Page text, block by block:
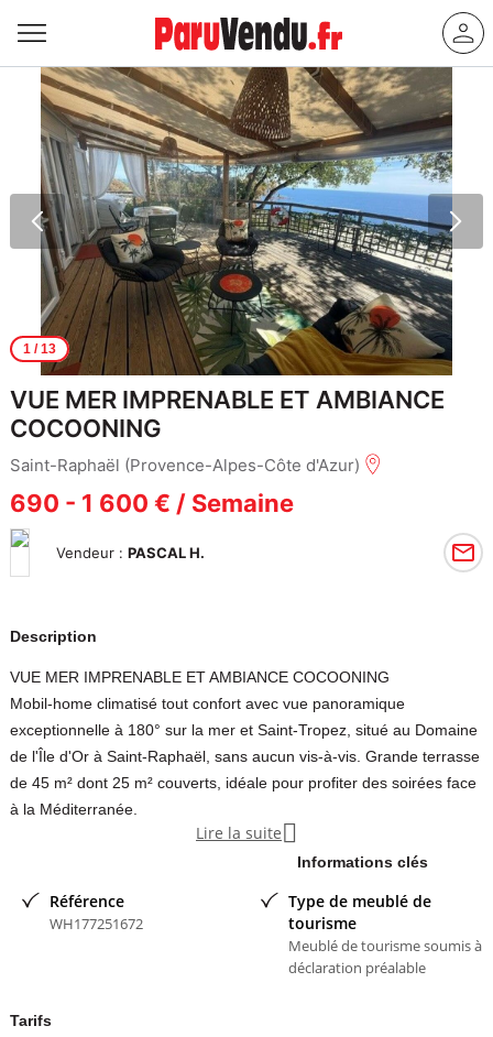
1/ 13
VUE MER IMPRENABLE ET AMBIANCE
COCOONING
Saint-Raphaël (Provence-Alpes-Côte d'Azur)
690 - 1 600 € / Semaine
Vendeur : PASCAL H.
Description
VUE MER IMPRENABLE ET AMBIANCE COCOONING
Mobil-home climatisé tout confort avec vue panoramique
exceptionnelle à 180° sur la mer et Saint-Tropez, situé au Domaine
de l'Île d'Or à Saint-Raphaël, sans aucun vis-à-vis. Grande terrasse
de 45 m² dont 25 m² couverts, idéale pour profiter des soirées face
à la Méditerranée.
Le mobil-home peut accueillir jusqu'à 4 personnes :
1 chambre avec 2 lits 80 cm
Salle d'eau avec sèche-cheveux
Réfrigérateurs/congélateurs
Lire la suite 
Informations clés
Référence
WH177251672
Type de meublé de
tourisme
Meublé de tourisme soumis à
déclaration préalable
Tarifs